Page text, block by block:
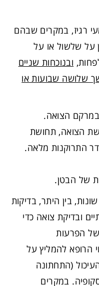
רגיז, במקרים שבהם
על שלשול או על
ובנוכחות שניים
שלושה שבועות או
במרקם הצואה.
הצואה, תחושת
התרוקנות מלאה.
של הבטן.
בין היתר, בדיקות
ובדיקת צואה כדי
של הפרעות
הרופא להמליץ על
(התחתונה
במקרים